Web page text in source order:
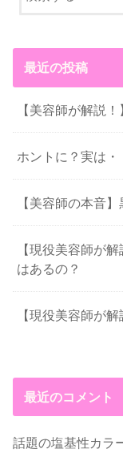
最近の投稿
【美容師が解説
ホントに？実は・
【美容師の本音
【現役美容師が
はあるの？
【現役美容師が
最近のコメント
話題の塩基性カラ